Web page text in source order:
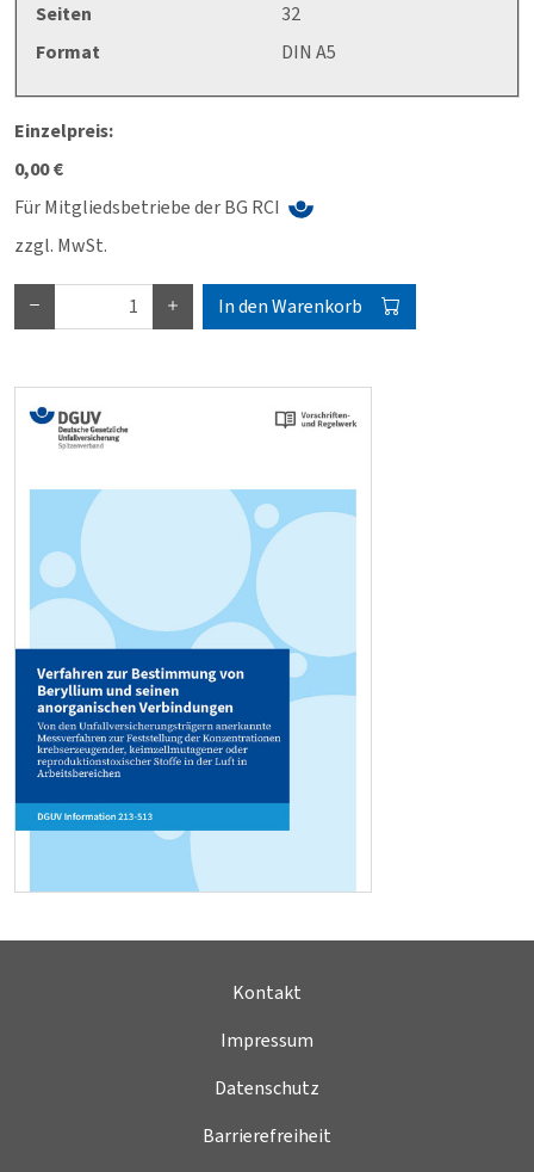
Seiten
32
Format
DIN A5
Einzelpreis:
0,00 €
Für Mitgliedsbetriebe der BG RCI
zzgl. MwSt.
In den Warenkorb
Kontakt
Impressum
Datenschutz
Barrierefreiheit